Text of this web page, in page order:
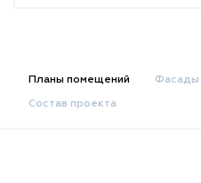
Планы помещений Фасады
Состав проекта